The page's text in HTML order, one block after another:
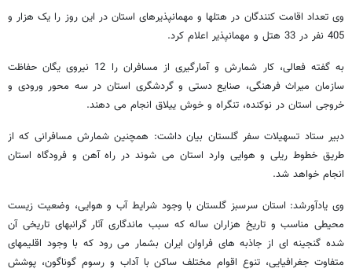
وی تعداد اقامت کنندگان در هتلها و مهمانپذیرهای استان در این روز را یک هزار و
405 نفر در 33 هتل و مهمانپذیر اعلام کرد.
به گفته فعالی، کار شمارش و آمارگیری از مسافران را 12 نیروی یگان حفاظت
سازمان میراث فرهنگی، صنایع دستی و گردشگری استان در سه محور ورودی و
خروجی استان در نوکنده، تنگراه و خوش ییلاق انجام می دهند.
دبیر ستاد تسهیلات سفر گلستان بیان داشت: همچنین شمارش مسافرانی که از
طریق خطوط ریلی و هوایی وارد استان می شوند در راه آهن و فرودگاه استان
انجام خواهد شد.
وی یادآورشد: استان سرسبز گلستان با وجود شرایط آب و هوایی، وضعیت زیست
محیطی مناسب و تاریخ هزاران ساله که سبب ماندگاری آثار گرانبهای تاریخی آن
شده گنجینه ای از جاذبه های فراوان ایران بشمار می رود که با وجود اقلیمهای
متفاوت جغرافیایی، تنوع اقوام مختلف ساکن با آداب و رسوم گوناگون، پوشش